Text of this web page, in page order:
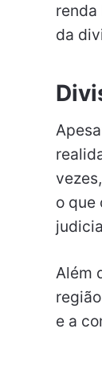
da
o que
Além
e a